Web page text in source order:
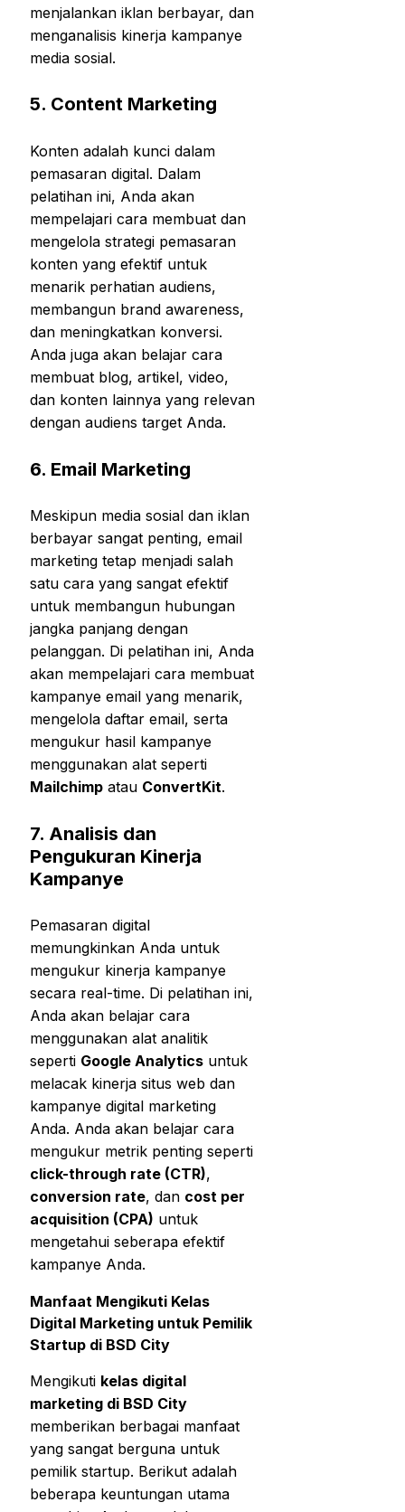
menjalankan iklan berbayar, dan
menganalisis kinerja kampanye
media sosial.
5. Content Marketing
Konten adalah kunci dalam
pemasaran digital. Dalam
pelatihan ini, Anda akan
mempelajari cara membuat dan
mengelola strategi pemasaran
konten yang efektif untuk
menarik perhatian audiens,
membangun brand awareness,
dan meningkatkan konversi.
Anda juga akan belajar cara
membuat blog, artikel, video,
dan konten lainnya yang relevan
dengan audiens target Anda.
6. Email Marketing
Meskipun media sosial dan iklan
berbayar sangat penting, email
marketing tetap menjadi salah
satu cara yang sangat efektif
untuk membangun hubungan
jangka panjang dengan
pelanggan. Di pelatihan ini, Anda
akan mempelajari cara membuat
kampanye email yang menarik,
mengelola daftar email, serta
mengukur hasil kampanye
menggunakan alat seperti
Mailchimp atau ConvertKit.
7. Analisis dan
Pengukuran Kinerja
Kampanye
Pemasaran digital
memungkinkan Anda untuk
mengukur kinerja kampanye
secara real-time. Di pelatihan ini,
Anda akan belajar cara
menggunakan alat analitik
seperti Google Analytics untuk
melacak kinerja situs web dan
kampanye digital marketing
Anda. Anda akan belajar cara
mengukur metrik penting seperti
click-through rate (CTR),
conversion rate, dan cost per
acquisition (CPA) untuk
mengetahui seberapa efektif
kampanye Anda.
Manfaat Mengikuti Kelas
Digital Marketing untuk Pemilik
Startup di BSD City
Mengikuti kelas digital
marketing di BSD City
memberikan berbagai manfaat
yang sangat berguna untuk
pemilik startup. Berikut adalah
beberapa keuntungan utama